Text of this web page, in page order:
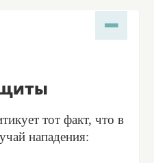
тот факт, что в
нападения: